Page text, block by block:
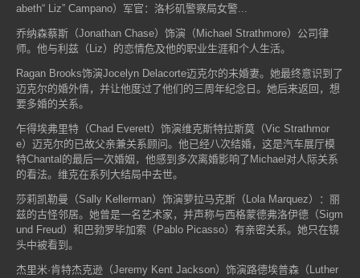
abeth“ Liz” Campano）军官：洛杉矶警察局女警...
乔纳森蔡斯（Jonathan Chase）饰演（Michael Strathmore）公司律
师。他与利兹（Liz）的恋情危及他的职业生涯和个人生活。
Ragan Brooks饰演Jocelyn Delacorte迈克尔的未婚妻。她最终意识到了
迈克尔的婚外情，并让他度过了他们的三周年纪念日。她后来返回，想
要多婚的关系。
乍得埃弗里特（Chad Everett）饰演维克斯特拉斯莫（Vic Strathmor
e）迈克尔的已故父亲兼关系顾问。他已经八次结婚，这是汽车展厅模
特Chantal的最后一次婚姻，他感到多次离婚影响了Michael对人际关系
的看法。维克在系列大结局中去世。
莎莉凯勒曼（Sally Kellerman）饰演萝拉马克斯（Lola Marquez）：丽
兹的古怪邻居。她曾是一名艺术家，并声称与西格蒙德弗洛伊德（Sigm
und Freud）和巴勃罗毕加索（Pablo Picasso）有亲密关系。她只在镜
头中被看到。
杰里米·肯特杰克逊（Jeremy Kent Jackson）饰演路德埃普森（Luther